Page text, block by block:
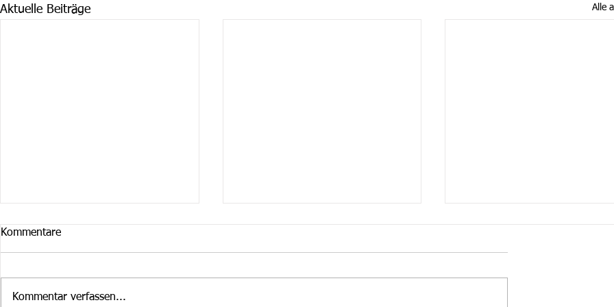
Aktuelle Beiträge Alle
Kommentare
Kommentar verfassen...